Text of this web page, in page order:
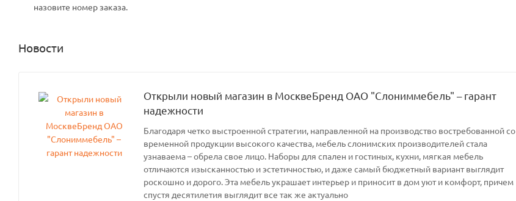
назовите номер заказа.
Новости
Открыли новый магазин в МосквеБренд ОАО "Слониммебель" – гарант
надежности
Благодаря четко выстроенной стратегии, направленной на производство востребованной со
временной продукции высокого качества, мебель слонимских производителей стала
узнаваема – обрела свое лицо. Наборы для спален и гостиных, кухни, мягкая мебель
отличаются изысканностью и эстетичностью, и даже самый бюджетный вариант выглядит
роскошно и дорого. Эта мебель украшает интерьер и приносит в дом уют и комфорт, причем
спустя десятилетия выглядит все так же актуально